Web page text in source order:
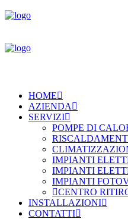
HOME
AZIENDA
SERVIZI
POMPE DI
IMPIANTI
IMPIANTI
IMPIANTI
CENTRO
INSTALLAZIONI
CONTATTI